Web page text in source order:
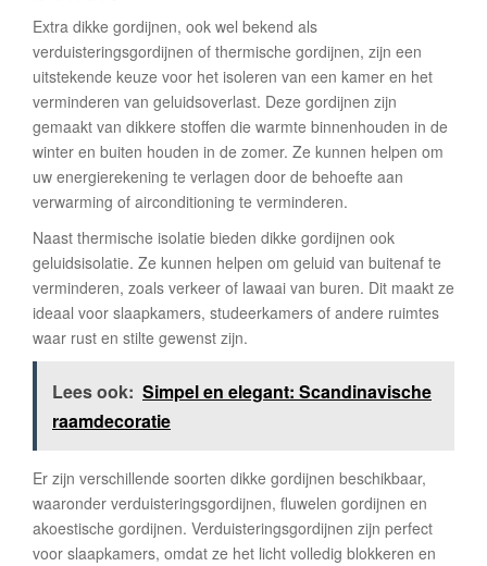
Extra dikke gordijnen, ook wel bekend als
verduisteringsgordijnen of thermische gordijnen, zijn een
uitstekende keuze voor het isoleren van een kamer en het
verminderen van geluidsoverlast. Deze gordijnen zijn
gemaakt van dikkere stoffen die warmte binnenhouden in de
winter en buiten houden in de zomer. Ze kunnen helpen om
uw energierekening te verlagen door de behoefte aan
verwarming of airconditioning te verminderen.
Naast thermische isolatie bieden dikke gordijnen ook
geluidsisolatie. Ze kunnen helpen om geluid van buitenaf te
verminderen, zoals verkeer of lawaai van buren. Dit maakt ze
ideaal voor slaapkamers, studeerkamers of andere ruimtes
waar rust en stilte gewenst zijn.
Lees ook: Simpel en elegant: Scandinavische
raamdecoratie
Er zijn verschillende soorten dikke gordijnen beschikbaar,
waaronder verduisteringsgordijnen, fluwelen gordijnen en
akoestische gordijnen. Verduisteringsgordijnen zijn perfect
voor slaapkamers, omdat ze het licht volledig blokkeren en